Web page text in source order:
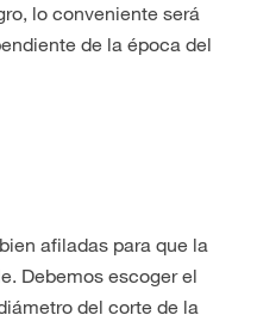
lo conveniente será
de la época del
afiladas para que la
Debemos escoger el
del corte de la